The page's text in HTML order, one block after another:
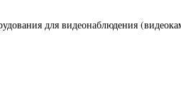
для видеонаблюдения